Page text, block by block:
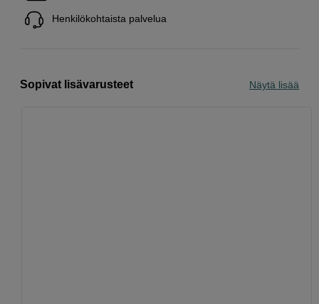
Henkilökohtaista palvelua
Sopivat lisävarusteet Näytä lisää